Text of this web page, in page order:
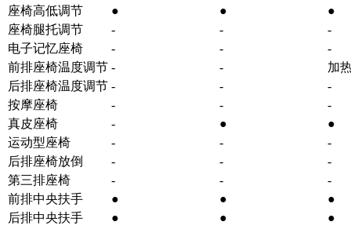
座椅高低调节
● ●
●
座椅腿托调节
- -
-
电子记忆座椅
- -
-
前排座椅温度调节 - -
加
后排座椅温度调节 - -
-
按摩座椅
- -
-
真皮座椅
- ●
●
运动型座椅
- -
-
后排座椅放倒
- -
-
第三排座椅
- -
-
前排中央扶手
● ●
●
后排中央扶手
● ●
●